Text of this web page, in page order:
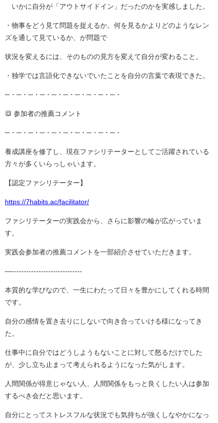
いかに自分が「アウトサイドイン」だったのかを実感しました。
・物事をどう見て問題を捉えるか。何を見るかよりどのようなレン
ズを通して見ているか、が問題で
状況を変えるには、そのものの見方を変えて自分が変わること。
・独学では言語化できないでいたことを自分の言葉で表現できた。
─・─・─・─・─・─・─・─・─・─・
🔳 参加者の推薦コメント
─・─・─・─・─・─・─・─・─・─・
養成講座を修了し、現在ファシリテーターとしてご活躍されている
方々が多くいらっしゃいます。
【認定ファシリテーター】
https://7habits.ac/facilitator/
ファシリテーターの実践会から、さらに影響の輪が広がっていま
す。
実践会参加者の推薦コメントを一部紹介させていただきます。
—-----------------------------
本質的な学びなので、一生にわたって日々を豊かにしてくれる時間
です。
自分の感情を置き去りにしないで向き合っていける様になってき
た。
仕事中に自分ではどうしようもないことに対して怒るだけでした
が、少し立ち止まって考えられるようになった気がします。
人間関係が得意じゃない人、人間関係をもっと良くしたい人は参加
するべき会だと思います。
自分にとってストレスフルな状況でも気持ちが強くしなやかになっ